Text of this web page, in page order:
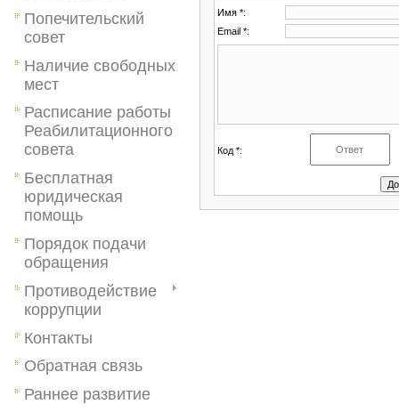
Попечительский
совет
Наличие свободных
мест
Расписание работы
Реабилитационного
совета
Бесплатная
юридическая
помощь
Порядок подачи
обращения
Противодействие
коррупции
Контакты
Обратная связь
Раннее развитие
Имя *:
Email *:
Код *: